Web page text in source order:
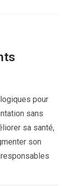
pour
sans
sa santé,
son